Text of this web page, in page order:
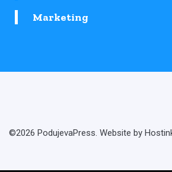
Marketing
©2026 PodujevaPress. Website by